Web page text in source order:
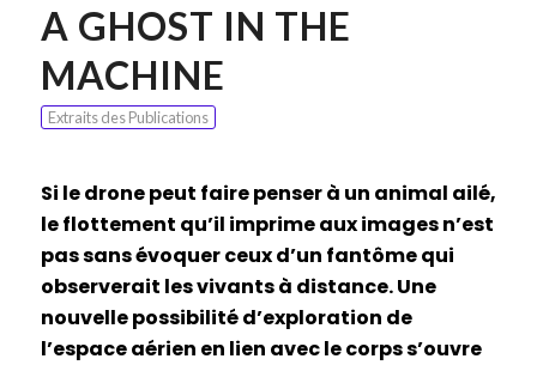
A GHOST IN THE
MACHINE
Extraits des Publications
Si le drone peut faire penser à un animal ailé,
le flottement qu’il imprime aux images n’est
pas sans évoquer ceux d’un fantôme qui
observerait les vivants à distance. Une
nouvelle possibilité d’exploration de
l’espace aérien en lien avec le corps s’ouvre